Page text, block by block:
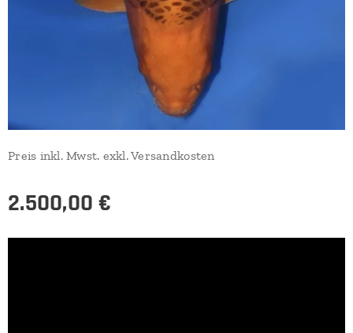
Preis inkl. Mwst. exkl. Versandkosten
2.500,00 €